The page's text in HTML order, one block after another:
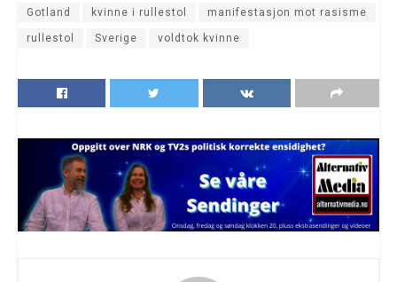
Gotland kvinne i rullestol manifestasjon mot rasisme
rullestol Sverige voldtok kvinne